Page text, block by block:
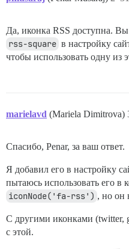
Да, иконка RSS доступна.
rss-square в настройку
чтобы использовать одну из
marielavd (Mariela Dimitrova)
Спасибо, Penar, за ваш ответ.
Я добавил его в настройку
пытаюсь использовать его
iconNode('fa-rss') , но он
С другими иконками (twitter,
с этой.